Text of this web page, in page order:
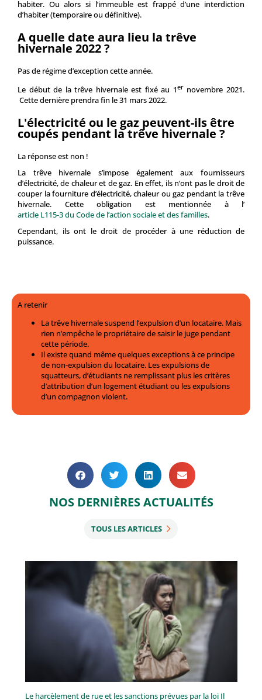
habiter. Ou alors si l’immeuble est frappé d’une interdiction
d’habiter (temporaire ou définitive).
A quelle date aura lieu la trêve
hivernale 2022 ?
Pas de régime d’exception cette année.
Le début de la trêve hivernale est fixé au 1ernovembre 2021.
Cette dernière prendra fin le 31 mars 2022.
L'électricité ou le gaz peuvent-ils être
coupés pendant la trêve hivernale ?
La réponse est non !
La trêve hivernale s’impose également aux fournisseurs
d’électricité, de chaleur et de gaz. En effet, ils n’ont pas le droit de
couper la fourniture d’électricité, chaleur ou gaz pendant la trêve
hivernale. Cette obligation est mentionnée à l’
article L115-3 du Code de l’action sociale et des familles.
Cependant, ils ont le droit de procéder à une réduction de
puissance.
A retenir
La trêve hivernale suspend l’expulsion d’un locataire. Mais
rien n’empêche le propriétaire de saisir le juge pendant
cette période.
Il existe quand même quelques exceptions à ce principe
de non-expulsion du locataire. Les expulsions de
squatteurs, d’étudiants ne remplissant plus les critères
d’attribution d’un logement étudiant ou les expulsions
d’un compagnon violent.
NOS DERNIÈRES ACTUALITÉS
TOUS LES ARTICLES
Le harcèlement de rue et les sanctions prévues par la loi Il